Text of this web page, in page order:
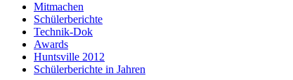
Mitmachen
Schülerberichte
Technik-Dok
Awards
Huntsville 2012
Schülerberichte in Jahren